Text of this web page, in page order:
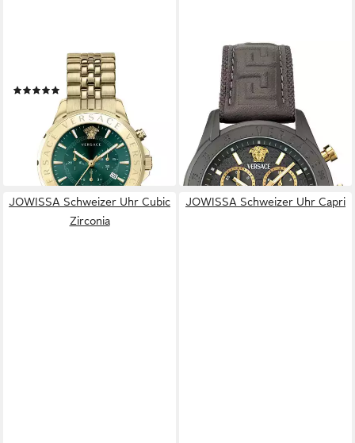
Schweizer Uhr Signature
(7)
ab 684,11 € UVP1.190,00 €
lieferbar - in 2-3 Werktagen bei dir
VERSACE
Schweizer Uhr Chrono
Master, Mit Echtheitskarte
und CLG Sicherheitsnummer
590,00 € UVP 1.270,00 €
-54%
lieferbar - in 2-3 Werktagen bei dir
JOWISSA Schweizer Uhr Cubic
Zirconia
JOWISSA Schweizer Uhr Capri